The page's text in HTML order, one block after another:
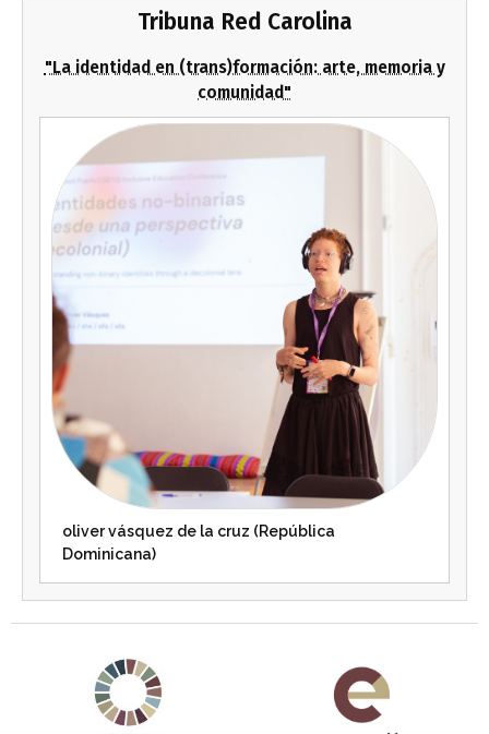
Tribuna Red Carolina
"La identidad en (trans)formación: arte, memoria y
comunidad"
oliver vásquez de la cruz (República
Dominicana)